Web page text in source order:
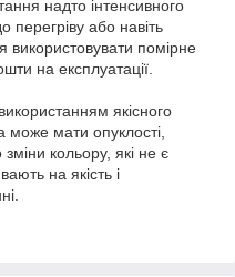
надто інтенсивного
або навіть
використовувати помірне
на експлуатації.
якісного
мати опуклості,
зміни кольору, які не є
на якість і